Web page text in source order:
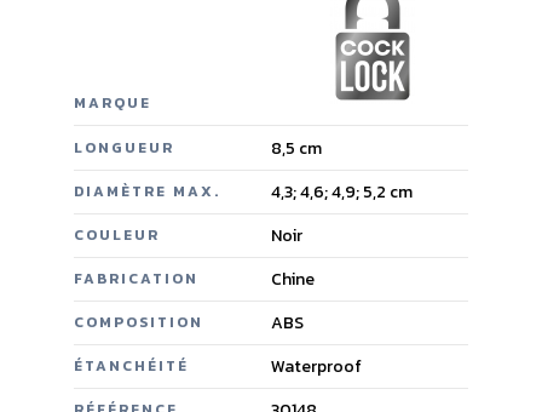
MARQUE
LONGUEUR 8,5 cm
DIAMÈTRE MAX. 4,3; 4,6; 4,9; 5,2 cm
COULEUR Noir
FABRICATION Chine
COMPOSITION ABS
ÉTANCHÉITÉ Waterproof